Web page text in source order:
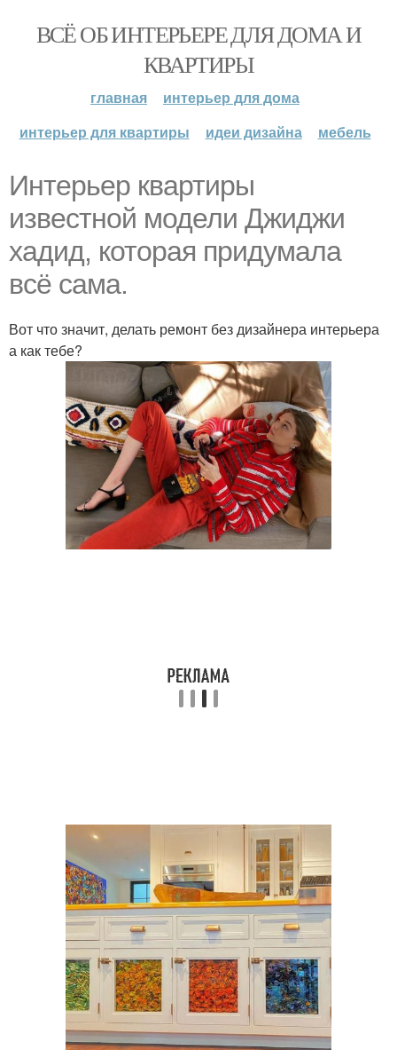
ВСЁ ОБ ИНТЕРЬЕРЕ ДЛЯ ДОМА И
КВАРТИРЫ
главная
интерьер для дома
интерьер для квартиры
идеи дизайна мебель
Интерьер квартиры
известной модели Джиджи
хадид, которая придумала
всё сама.
Вот что значит, делать ремонт без дизайнера интерьера
а как тебе?